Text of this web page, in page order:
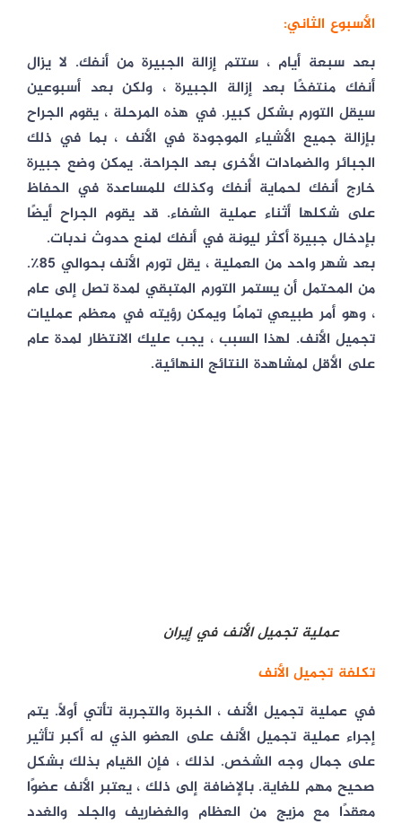
الأسبوع الثاني:
بعد سبعة أيام ، ستتم إزالة الجبيرة من أنفك. لا يزال
أنفك منتفخًا بعد إزالة الجبيرة ، ولكن بعد أسبوعين
سيقل التورم بشكل كبير. في هذه المرحلة ، يقوم الجراح
بإزالة جميع الأشياء الموجودة في الأنف ، بما في ذلك
الجبائر والضمادات الأخرى بعد الجراحة. يمكن وضع جبيرة
خارج أنفك لحماية أنفك وكذلك للمساعدة في الحفاظ
على شكلها أثناء عملية الشفاء. قد يقوم الجراح أيضًا
بإدخال جبيرة أكثر ليونة في أنفك لمنع حدوث ندبات.
بعد شهر واحد من العملية ، يقل تورم الأنف بحوالي 85٪.
من المحتمل أن يستمر التورم المتبقي لمدة تصل إلى عام
، وهو أمر طبيعي تمامًا ويمكن رؤيته في معظم عمليات
تجميل الأنف. لهذا السبب ، يجب عليك الانتظار لمدة عام
على الأقل لمشاهدة النتائج النهائية.
عملية تجميل الأنف في إيران
تكلفة تجميل الأنف
في عملية تجميل الأنف ، الخبرة والتجربة تأتي أولاً. يتم
إجراء عملية تجميل الأنف على العضو الذي له أكبر تأثير
على جمال وجه الشخص. لذلك ، فإن القيام بذلك بشكل
صحيح مهم للغاية. بالإضافة إلى ذلك ، يعتبر الأنف عضوًا
معقدًا مع مزيج من العظام والغضاريف والجلد والغدد